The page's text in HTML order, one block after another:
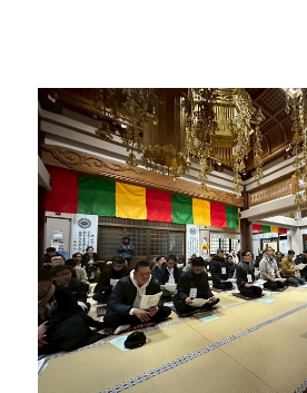
に開催され、全国各地より多
集い春日井YEGからも約40名の
した。 大会期間中は、YEGの理念である「地域経
済の発展」と「次代を担う青
目的に、さまざまな事業が実施さ
の幕開けとなる開会式では、全
会し、地域を越えた絆と志を共
では、大会テーマに込められた